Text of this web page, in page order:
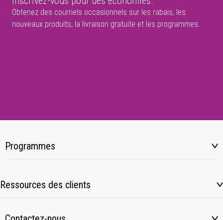
Obtenez des courriels occasionnels sur les rabais, les
nouveaux produits, la livraison gratuite et les programmes.
Programmes
Ressources des clients